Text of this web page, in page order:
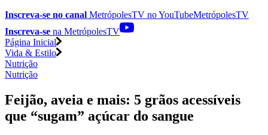
Inscreva-se no canal MetrópolesTV noYouTubeMetrópolesTV
Inscreva-se na MetrópolesTV
Página Inicial
Vida & Estilo
Nutrição
Nutrição
Feijão, aveia e mais: 5 grãos acessíveis
que “sugam” açúcar do sangue